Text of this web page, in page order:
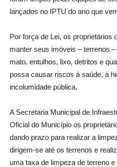
lançados no IPTU do ano que
Por força de Lei, os proprietários
manter seus imóveis – terrenos
mato, entulhos, lixo, detritos e
possa causar riscos à saúde, à
incolumidade pública.
A Secretaria Municipal de
Oficial do Município os
dando prazo para realizar a
dirigem-se até os terrenos e
uma taxa de limpeza de terreno